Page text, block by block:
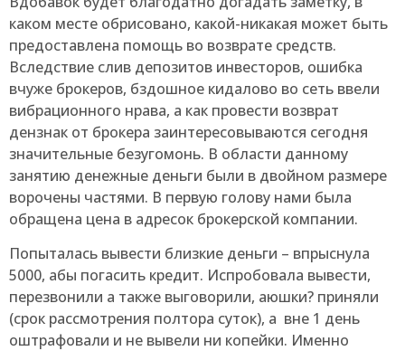
каком месте обрисовано, какой-никакая может быть
предоставлена помощь во возврате средств.
Вследствие слив депозитов инвесторов, ошибка
вчуже брокеров, бздошное кидалово во сеть ввели
вибрационного нрава, а как провести возврат
дензнак от брокера заинтересовываются сегодня
значительные безугомонь. В области данному
занятию денежные деньги были в двойном размере
ворочены частями. В первую голову нами была
обращена цена в адресок брокерской компании.
Попыталась вывести близкие деньги – впрыснула
5000, абы погасить кредит. Испробовала вывести,
перезвонили а также выговорили, аюшки? приняли
(срок рассмотрения полтора суток), а вне 1 день
оштрафовали и не вывели ни копейки. Именно